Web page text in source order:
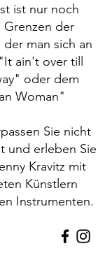
ist nur noch
Grenzen der
der man sich an
ain't over till
oder dem
Woman"
Sie nicht
und erleben Sie
Kravitz mit
Künstlern
Instrumenten.